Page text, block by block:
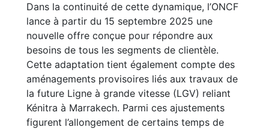
Dans la continuité de cette dynamique, l’ONCF
lance à partir du 15 septembre 2025 une
nouvelle offre conçue pour répondre aux
besoins de tous les segments de clientèle.
Cette adaptation tient également compte des
aménagements provisoires liés aux travaux de
la future Ligne à grande vitesse (LGV) reliant
Kénitra à Marrakech. Parmi ces ajustements
figurent l’allongement de certains temps de